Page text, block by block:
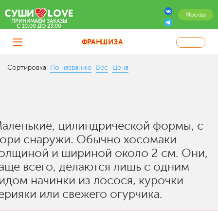
Москва
ПРИНИМАЕМ ЗАКАЗЫ
C 10:00 ДО 23:00
ФРАНШИЗА
Сортировка: По названию Вес Цена
цилиндрической формы, с
снаружи. Обычно хосомаки
и шириной около 2 см. Они,
всего, делаются лишь с одним
начинки из лосося, курочки
или свежего огурчика.